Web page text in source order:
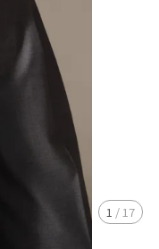
1 / 17